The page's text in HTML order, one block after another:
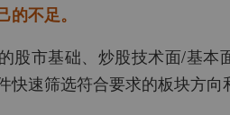
的不足。
股市基础、炒股技术面/基
快速筛选符合要求的板块方